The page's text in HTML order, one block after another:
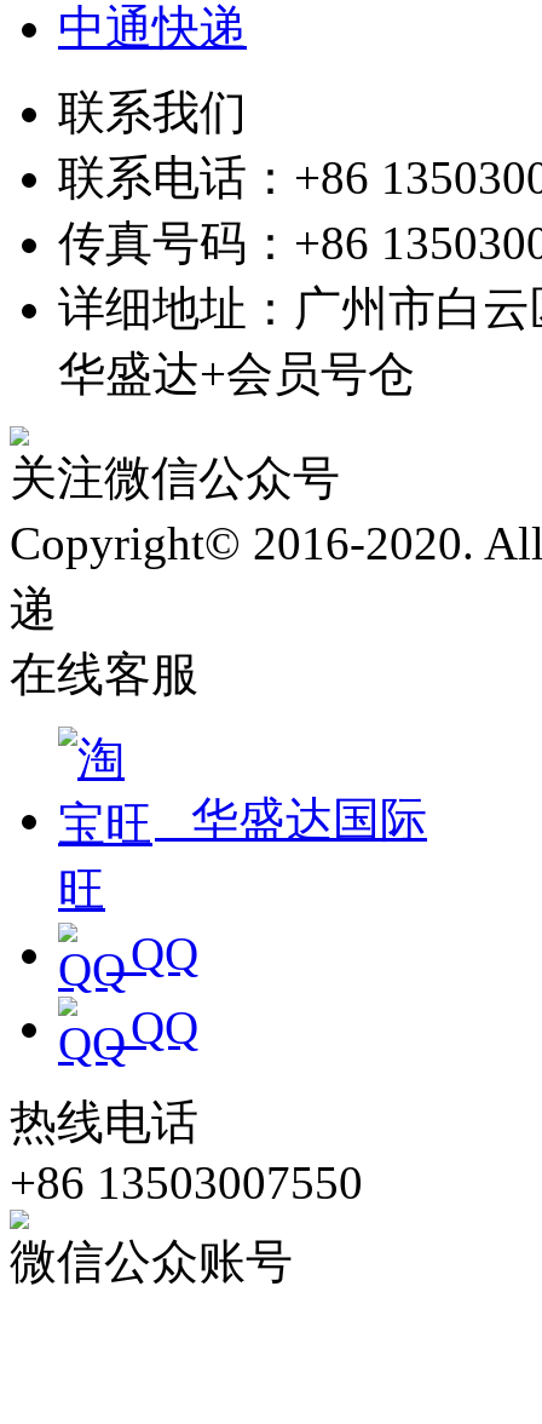
中通快递
联系我们
联系电话：+86
传真号码：+86
详细地址：广州市白
华盛达+会员号仓
关注微信公众号
Copyright© 2016-2020.
递
在线客服
华盛达国际
QQ
QQ
热线电话
+86 13503007550
微信公众账号